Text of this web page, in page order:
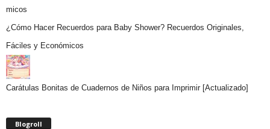
¿Cómo Hacer Recuerdos para Baby Shower? Recuerdos Originales,
Fáciles y Económicos
Carátulas Bonitas de Cuadernos de Niños para Imprimir [Actualizado]
Blogroll